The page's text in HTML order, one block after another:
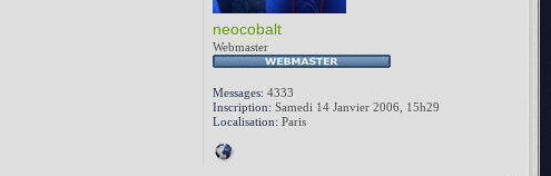
neocobalt
Webmaster
Messages: 4333
Inscription: Samedi 14 Janvier 2006, 15h29
Localisation: Paris